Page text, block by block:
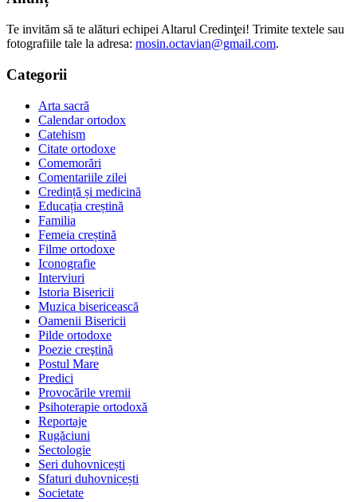
Te invităm să te alături echipei Altarul Credinţei! Trimite textele sau
fotografiile tale la adresa: mosin.octavian@gmail.com.
Categorii
Arta sacră
Calendar ortodox
Catehism
Citate ortodoxe
Comemorări
Comentariile zilei
Credință și medicină
Educația creștină
Familia
Femeia creștină
Filme ortodoxe
Iconografie
Interviuri
Istoria Bisericii
Muzica bisericească
Oamenii Bisericii
Pilde ortodoxe
Poezie creştină
Postul Mare
Predici
Provocările vremii
Psihoterapie ortodoxă
Reportaje
Rugăciuni
Sectologie
Seri duhovnicești
Sfaturi duhovnicești
Societate